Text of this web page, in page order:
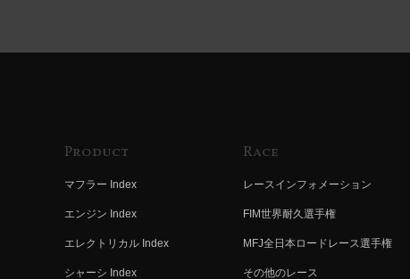
Product
マフラー Index
エンジン Index
エレクトリカル Index
シャーシ Index
Race
レースインフォメーション
FIM世界耐久選手権
MFJ全日本ロードレース選手権
その他のレース